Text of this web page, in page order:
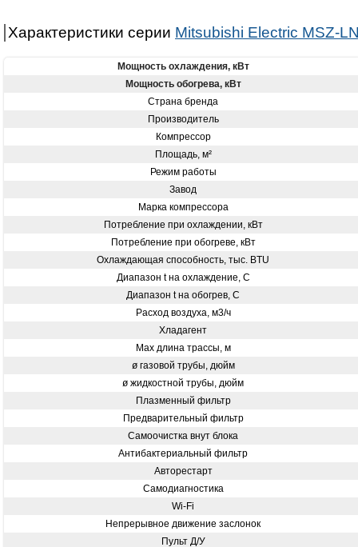
Характеристики серии Mitsubishi Electric MSZ-
Мощность охлаждения, кВт
Мощность обогрева, кВт
Страна бренда
Производитель
Компрессор
Площадь, м²
Режим работы
Завод
Марка компрессора
Потребление при охлаждении, кВт
Потребление при обогреве, кВт
Охлаждающая способность, тыс. BTU
Диапазон t на охлаждение, С
Диапазон t на обогрев, С
Расход воздуха, м3/ч
Хладагент
Max длина трассы, м
ø газовой трубы, дюйм
ø жидкостной трубы, дюйм
Плазменный фильтр
Предварительный фильтр
Самоочистка внут блока
Антибактериальный фильтр
Авторестарт
Самодиагностика
Wi-Fi
Непрерывное движение заслонок
Пульт Д/У